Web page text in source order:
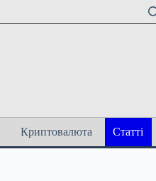
Криптовалюта Статті